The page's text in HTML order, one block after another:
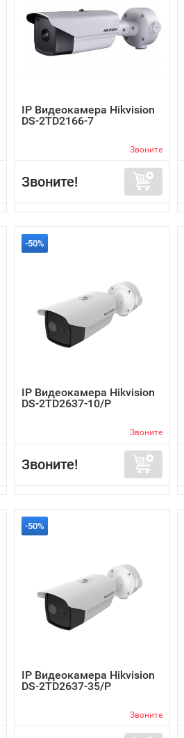
IP Видеокамера Hikvision
DS-2TD2166-7
Звоните
Звоните!
-50%
IP Видеокамера Hikvision
DS-2TD2637-10/P
Звоните
Звоните!
-50%
IP Видеокамера Hikvision
DS-2TD2637-35/P
Звоните